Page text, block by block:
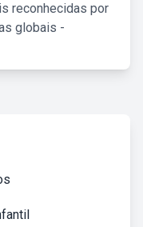
reconhecidas por
globais -